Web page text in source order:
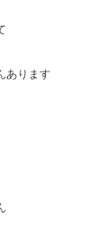
あります